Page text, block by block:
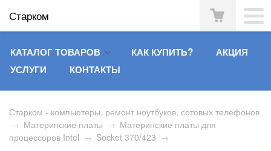
Старком
КАТАЛОГ ТОВАРОВ КАК КУПИТЬ?
АКЦИЯ
УСЛУГИ
КОНТАКТЫ
Старком - компьютеры, ремонт ноутбуков, сотовых телефонов
→ Материнские платы → Материнские платы для
процессоров Intel → Socket 370/423 →